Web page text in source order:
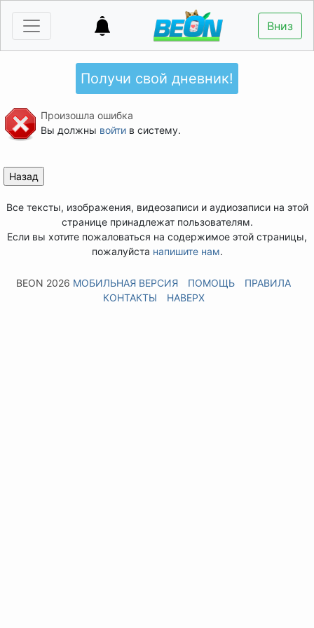
Вниз
Получи свой дневник!
Произошла ошибка
Вы должны войтив систему.
Все тексты, изображения, видеозаписи и аудиозаписи на этой
странице принадлежат пользователям.
Если вы хотите пожаловаться на содержимое этой страницы,
пожалуйста напишите нам.
BEON 2026 МОБИЛЬНАЯ ВЕРСИЯ ПОМОЩЬ
ПРАВИЛА
КОНТАКТЫ
НАВЕРХ